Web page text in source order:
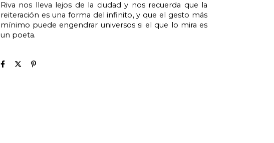
Riva nos lleva lejos de la ciudad y nos recuerda que la
reiteración es una forma del infinito, y que el gesto más
mínimo puede engendrar universos si el que lo mira es
un poeta.